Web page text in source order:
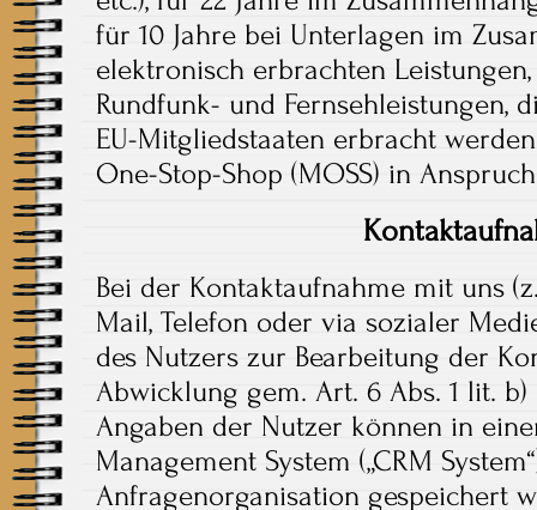
für 10 Jahre bei Unterlagen im
elektronisch erbrachten
Rundfunk- und Fernsehleistungen,
EU-Mitgliedstaaten erbracht
One-Stop-Shop (MOSS) in
Bei der Kontaktaufnahme mit uns
Mail, Telefon oder via sozialer
des Nutzers zur Bearbeitung der
Abwicklung gem. Art. 6 Abs. 1 lit.
Angaben der Nutzer können in
Management System („CRM
Anfragenorganisation gespeichert